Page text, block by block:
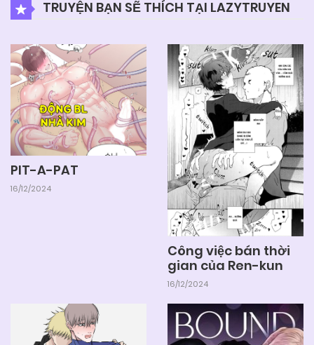
Chapter 33 04/06/2025
Chapter 32 04/06/2025
04/06/2025
Chapter 28 04/06/2025
TRUYỆN BẠN SẼ THÍCH TẠI LAZYTRUYEN
PIT-A-PAT
16/12/2024
Công việc bán thời
gian của Ren-kun
16/12/2024